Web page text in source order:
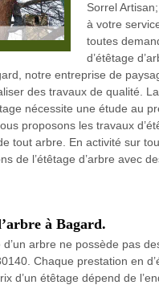
Sorrel
à votre
toutes
d’étêtage
notre entreprise de
des travaux de qualité.
nécessite une étude au
proposons les travaux
tout arbre. En activité sur
de l’étêtage d’arbre avec
à Bagard.
d’un arbre ne possède pas
Chaque prestation en
d’un étêtage dépend de